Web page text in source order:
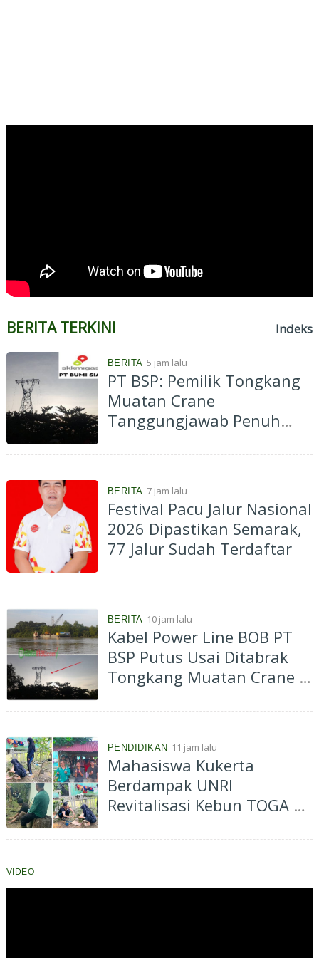
BERITA TERKINI Indeks
BERITA 5 jam lalu
PT BSP: Pemilik Tongkang
Muatan Crane
Tanggungjawab Penuh
BERITA 7 jam lalu
Festival Pacu Jalur Nasional
2026 Dipastikan Semarak,
77 Jalur Sudah Terdaftar
BERITA 10 jam lalu
Kabel Power Line BOB PT
BSP Putus Usai Ditabrak
Tongkang Muatan Crane di
Perawang
PENDIDIKAN 11 jam lalu
Mahasiswa Kukerta
Berdampak UNRI
Revitalisasi Kebun TOGA di
Dorong Pemanfaatan
VIDEO